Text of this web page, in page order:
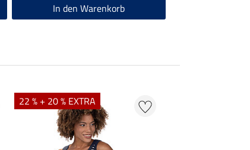
In den Warenkorb
22 % + 20 % EXTRA